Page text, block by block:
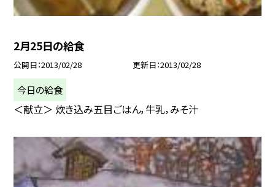
2月25日の給食
公開日 2013/02/28 更新日 2013/02/28
今日の給食
＜献立＞ 炊き込み五目ごはん，牛乳，みそ汁